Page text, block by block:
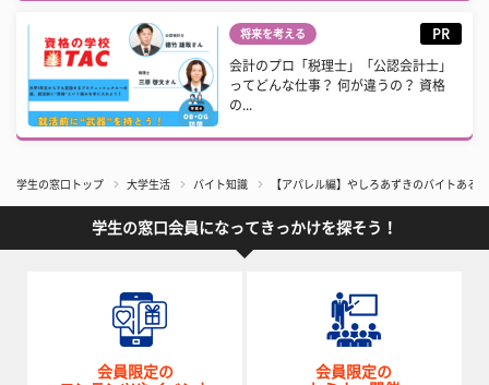
将来を考える PR
会計のプロ「税理士」「公認会計士」
ってどんな仕事？ 何が違うの？ 資格
の...
学生の窓口トップ 大学生活 バイト知識 【アパレル編】やしろあずきのバイトある
学生の窓口会員になってきっかけを探そう！
会員限定の
会員限定の